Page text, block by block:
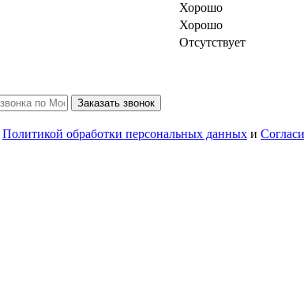
Хорошо
Хорошо
Отсутствует
Заказать звонок
Политикой обработки персональных данных и